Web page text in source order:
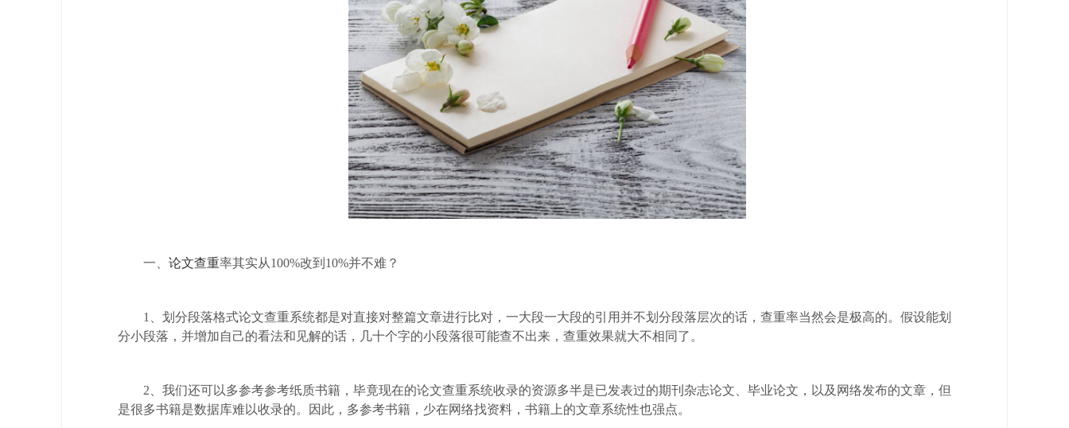
一、 论文查重率其实从100%改到10%并不难？
1、划分段落格式论文查重系统都是对直接对整篇文章进行比对，一大段一大段的引用并不划分段落层次的话，查重率当然会是极高的。假设能划
分小段落，并增加自己的看法和见解的话，几十个字的小段落很可能查不出来，查重效果就大不相同了。
2、我们还可以多参考参考纸质书籍，毕竟现在的论文查重系统收录的资源多半是已发表过的期刊杂志论文、毕业论文，以及网络发布的文章，但
是很多书籍是数据库难以收录的。因此，多参考书籍，少在网络找资料，书籍上的文章系统性也强点。